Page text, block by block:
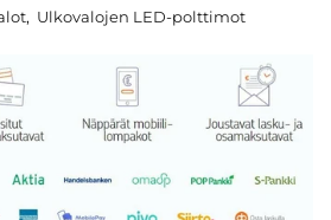
, Ulkovalojen LED-polttimot